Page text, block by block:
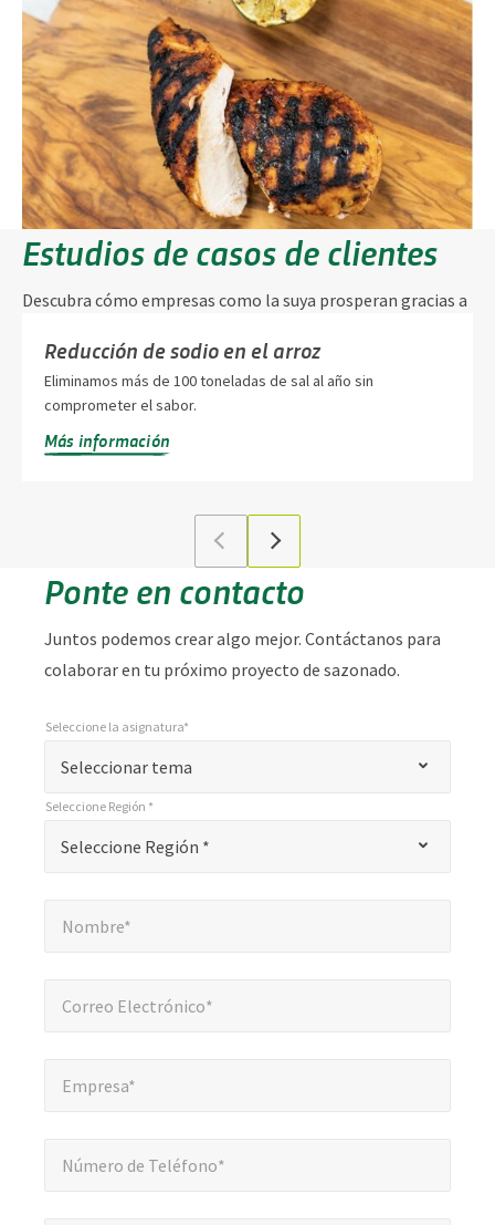
Estudios de casos de clientes
Descubra cómo empresas como la suya prosperan gracias a
Reducción de sodio en el arroz
Eliminamos más de 100 toneladas de sal al año sin
comprometer el sabor.
Más información
Ponte en contacto
Juntos podemos crear algo mejor. Contáctanos para
colaborar en tu próximo proyecto de sazonado.
"
indica
Seleccionar tema
Seleccione la asignatura*
Seleccione Región *
Seleccione Región *
Nombre*
Correo Electrónico*
Empresa*
Número de Teléfono*